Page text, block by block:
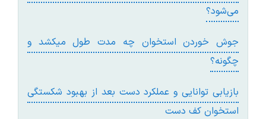
می‌شود؟
جوش خوردن استخوان چه مدت طول میکشد و
چگونه؟
بازیابی توانایی و عملکرد دست بعد از بهبود شکستگی
استخوان کف دست